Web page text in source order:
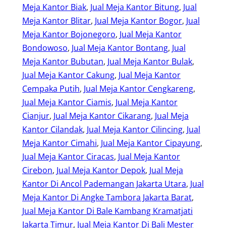
Meja Kantor Biak, Jual Meja Kantor Bitung, Jual
Meja Kantor Blitar, Jual Meja Kantor Bogor, Jual
Meja Kantor Bojonegoro, Jual Meja Kantor
Bondowoso, Jual Meja Kantor Bontang, Jual
Meja Kantor Bubutan, Jual Meja Kantor Bulak
Jual Meja Kantor Cakung, Jual Meja Kantor
Cempaka Putih, Jual Meja Kantor Cengkareng
Jual Meja Kantor Ciamis, Jual Meja Kantor
Cianjur, Jual Meja Kantor Cikarang, Jual Meja
Kantor Cilandak, Jual Meja Kantor Cilincing, Jual
Meja Kantor Cimahi, Jual Meja Kantor Cipayung
Jual Meja Kantor Ciracas, Jual Meja Kantor
Cirebon, Jual Meja Kantor Depok, Jual Meja
Kantor Di Ancol Pademangan Jakarta Utara, Jual
Meja Kantor Di Angke Tambora Jakarta Barat
Jual Meja Kantor Di Bale Kambang Kramatjati
Jakarta Timur, Jual Meja Kantor Di Bali Mester